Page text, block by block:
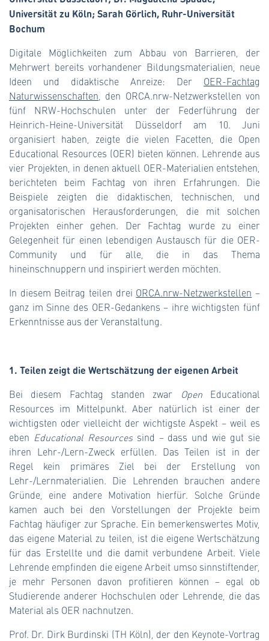
Universität zu Köln; Sarah Görlich, Ruhr-Universität
Bochum
Digitale Möglichkeiten zum Abbau von Barrieren, der
Mehrwert bereits vorhandener Bildungsmaterialien, neue
Ideen und didaktische Anreize: Der OER-Fachtag
Naturwissenschaften , den ORCA.nrw-Netzwerkstellen von
fünf NRW-Hochschulen unter der Federführung der
Heinrich-Heine-Universität Düsseldorf am 10. Juni
organisiert haben, zeigte die vielen Facetten, die Open
Educational Resources (OER) bieten können. Lehrende aus
vier Projekten, in denen aktuell OER-Materialien entstehen,
berichteten beim Fachtag von ihren Erfahrungen. Die
Beispiele zeigten die didaktischen, technischen, und
organisatorischen Herausforderungen, die mit solchen
Projekten einher gehen. Der Fachtag wurde zu einer
Gelegenheit für einen lebendigen Austausch für die OER-
Community und für alle, die in das Thema
hineinschnuppern und inspiriert werden möchten.
In diesem Beitrag teilen drei ORCA.nrw-Netzwerkstellen –
ganz im Sinne des OER-Gedankens – ihre wichtigsten fünf
Erkenntnisse aus der Veranstaltung.
1. Teilen zeigt die Wertschätzung der eigenen Arbeit
Bei diesem Fachtag standen zwar OpenEducational
Resources im Mittelpunkt. Aber natürlich ist einer der
wichtigsten oder vielleicht der wichtigste Aspekt – weil es
eben Educational Resourcessind – dass und wie gut sie
ihren Lehr-/Lern-Zweck erfüllen. Das Teilen ist in der
Regel kein primäres Ziel bei der Erstellung von
Lehr-/Lernmaterialien. Die Lehrenden brauchen andere
Gründe, eine andere Motivation hierfür. Solche Gründe
kamen auch bei den Vorstellungen der Projekte beim
Fachtag häufiger zur Sprache. Ein bemerkenswertes Motiv,
das eigene Material zu teilen, ist die eigene Wertschätzung
für das Erstellte und die damit verbundene Arbeit. Viele
Lehrende empfinden die eigene Arbeit umso sinnstiftender,
je mehr Personen davon profitieren können – egal ob
Studierende anderer Hochschulen oder Lehrende, die das
Material als OER nachnutzen.
Prof. Dr. Dirk Burdinski (TH Köln), der den Keynote-Vortrag